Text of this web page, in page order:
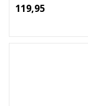
119,95